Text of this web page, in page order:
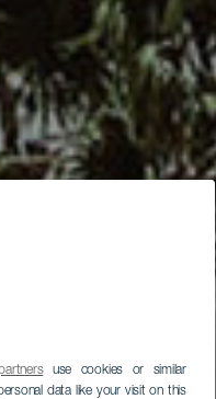
use cookies or similar
data like your visit on this